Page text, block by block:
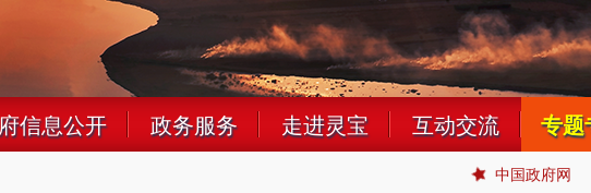
信息公开 政务服务 走进灵宝 互动交流 专题
中国政府网